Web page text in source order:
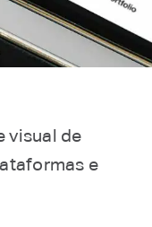
visual de
e